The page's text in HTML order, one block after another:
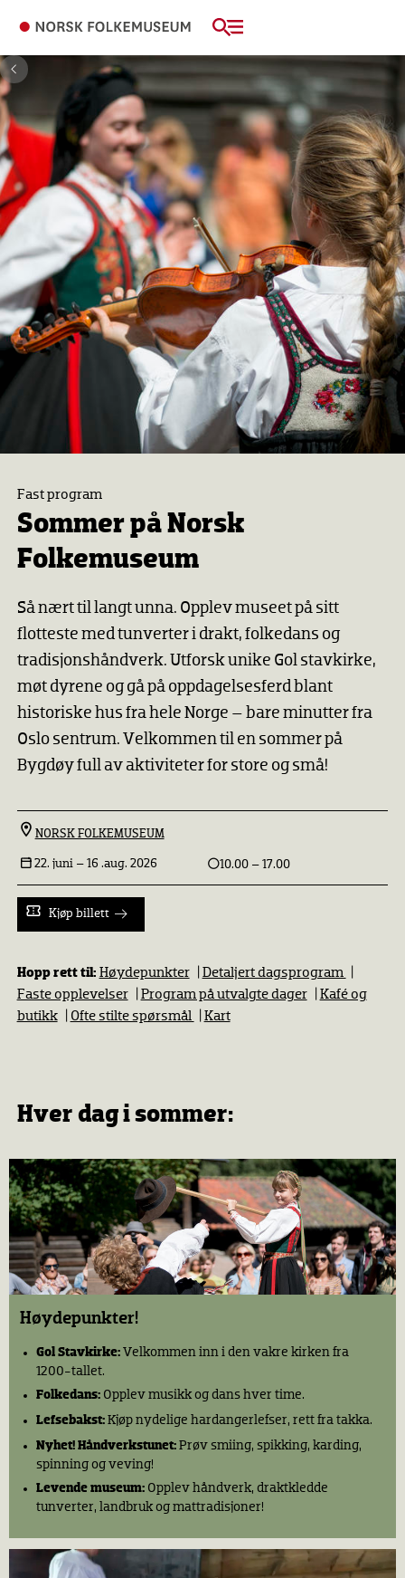
Fast program
Sommer på Norsk
Folkemuseum
Så nært til langt unna. Opplev museet på sitt
flotteste med tunverter i drakt, folkedans og
tradisjonshåndverk. Utforsk unike Gol stavkirke,
møt dyrene og gå på oppdagelsesferd blant
historiske hus fra hele Norge – bare minutter fra
Oslo sentrum. Velkommen til en sommer på
Bygdøy full av aktiviteter for store og små!
NORSK FOLKEMUSEUM
22. juni – 16 .aug. 2026 10.00 – 17.00
Kjøp billett
Hopp rett til: Høydepunkter Detaljert dagsprogram
Faste opplevelser
Program på utvalgte dager
Kafé og
butikk
Ofte stilte spørsmål Kart
Hver dag i sommer:
Høydepunkter!
Gol Stavkirke:Velkommen inn i den vakre kirken fra
1200-tallet.
Folkedans: Opplev musikk og dans hver time.
Lefsebakst:Kjøp nydelige hardangerlefser, rett fra takka.
Nyhet! Håndverkstunet:Prøv smiing, spikking, karding,
spinning og veving!
Levende museum: Opplev håndverk, draktkledde
tunverter, landbruk og mattradisjoner!